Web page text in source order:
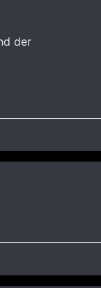
der